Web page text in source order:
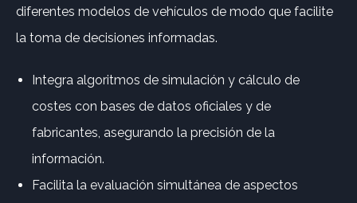
diferentes modelos de vehículos de modo que facilite
la toma de decisiones informadas.
Integra algoritmos de simulación y cálculo de
costes con bases de datos oficiales y de
fabricantes, asegurando la precisión de la
información.
Facilita la evaluación simultánea de aspectos